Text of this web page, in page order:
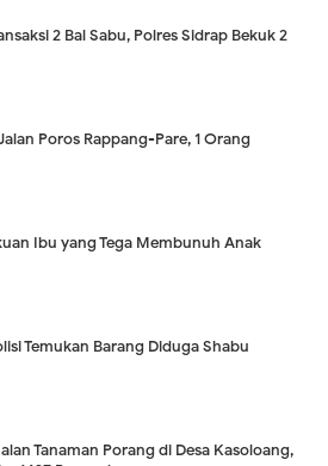
2 Bal Sabu, Polres Sidrap Bekuk 2
Poros Rappang-Pare, 1 Orang
Ibu yang Tega Membunuh Anak
Temukan Barang Diduga Shabu
Tanaman Porang di Desa Kasoloang,